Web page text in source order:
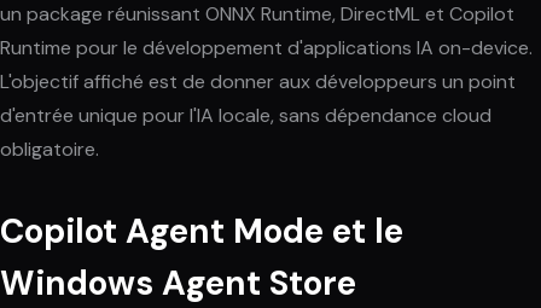
un package réunissant ONNX Runtime, DirectML et Copilot
Runtime pour le développement d'applications IA on-device.
L'objectif affiché est de donner aux développeurs un point
d'entrée unique pour l'IA locale, sans dépendance cloud
obligatoire.
Copilot Agent Mode et le
Windows Agent Store